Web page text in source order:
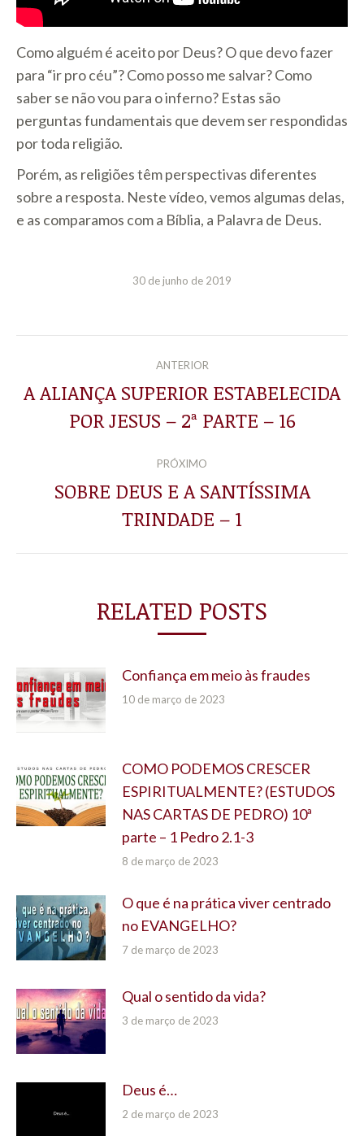
Como alguém é aceito por Deus? O que devo fazer
para “ir pro céu”? Como posso me salvar? Como
saber se não vou para o inferno? Estas são
perguntas fundamentais que devem ser respondidas
por toda religião.
Porém, as religiões têm perspectivas diferentes
sobre a resposta. Neste vídeo, vemos algumas delas,
e as comparamos com a Bíblia, a Palavra de Deus.
30 de junho de 2019
NAVEGAÇÃO
DE
POST:
ANTERIOR
Post
anterior:
A ALIANÇA SUPERIOR ESTABELECIDA
POR JESUS – 2ª PARTE – 16
PRÓXIMO
Próximo
post:
SOBRE DEUS E A SANTÍSSIMA
TRINDADE – 1
RELATED POSTS
Confiança em meio às fraudes
10 de março de 2023
COMO PODEMOS CRESCER
ESPIRITUALMENTE? (ESTUDOS
NAS CARTAS DE PEDRO) 10ª
parte – 1 Pedro 2.1-3
8 de março de 2023
O que é na prática viver centrado
no EVANGELHO?
7 de março de 2023
Qual o sentido da vida?
3 de março de 2023
Deus é…
2 de março de 2023